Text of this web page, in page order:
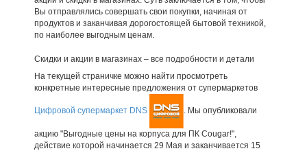
Вы отправлялись совершать свои покупки, начиная от
продуктов и заканчивая дорогостоящей бытовой техникой,
по наиболее выгодным ценам.
Скидки и акции в магазинах – все подробности и детали
На текущей страничке можно найти просмотреть
конкретные интересные предложения от супермаркетов
Цифровой супермаркет DNS . Мы опубликовали
акцию "Выгодные цены на корпуса для ПК Cougar!",
действие которой начинается 29 Мая и заканчивается 15